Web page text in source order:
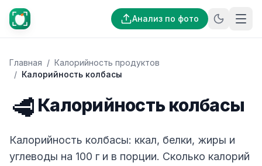
Анализ по фото
Главная / Калорийность продуктов
/ Калорийность колбасы
🥩 Калорийность колбасы
Калорийность колбасы: ккал, белки, жиры и
углеводы на 100 г и в порции. Сколько калорий